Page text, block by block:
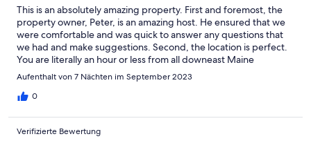
This is an absolutely amazing property. First and foremost, the
property owner, Peter, is an amazing host. He ensured that we
were comfortable and was quick to answer any questions that
we had and make suggestions. Second, the location is perfect.
You are literally an hour or less from all downeast Maine
attractions. Third, the rental is immaculate and and well cared
for. You will be comfortable after a long day of exploring. To
sum it all up, this place is absolutely perfect if you are wanting to
Aufenthalt von 7 Nächten im September 2023
0
Verifizierte Bewertung